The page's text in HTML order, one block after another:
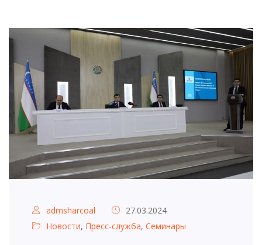
admsharcoal
27.03.2024
Новости, Пресс-служба, Семинары